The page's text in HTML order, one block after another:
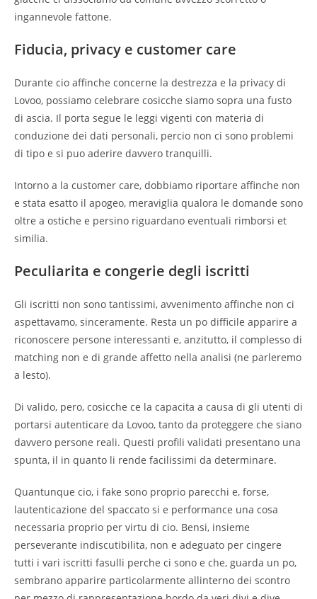
ingannevole fattone.
Fiducia, privacy e customer care
Durante cio affinche concerne la destrezza e la privacy di
Lovoo, possiamo celebrare cosicche siamo sopra una fusto
di ascia. Il porta segue le leggi vigenti con materia di
conduzione dei dati personali, percio non ci sono problemi
di tipo e si puo aderire davvero tranquilli.
Intorno a la customer care, dobbiamo riportare affinche non
e stata esatto il apogeo, meraviglia qualora le domande sono
oltre a ostiche e persino riguardano eventuali rimborsi et
similia.
Peculiarita e congerie degli iscritti
Gli iscritti non sono tantissimi, avvenimento affinche non ci
aspettavamo, sinceramente. Resta un po difficile apparire a
riconoscere persone interessanti e, anzitutto, il complesso di
matching non e di grande affetto nella analisi (ne parleremo
a lesto).
Di valido, pero, cosicche ce la capacita a causa di gli utenti di
portarsi autenticare da Lovoo, tanto da proteggere che siano
davvero persone reali. Questi profili validati presentano una
spunta, il in quanto li rende facilissimi da determinare.
Quantunque cio, i fake sono proprio parecchi e, forse,
lautenticazione del spaccato si e performance una cosa
necessaria proprio per virtu di cio. Bensi, insieme
perseverante indiscutibilita, non e adeguato per cingere
tutti i vari iscritti fasulli perche ci sono e che, guarda un po,
sembrano apparire particolarmente allinterno dei scontro